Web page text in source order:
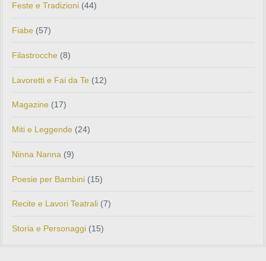
Feste e Tradizioni (44)
Fiabe (57)
Filastrocche (8)
Lavoretti e Fai da Te (12)
Magazine (17)
Miti e Leggende (24)
Ninna Nanna (9)
Poesie per Bambini (15)
Recite e Lavori Teatrali (7)
Storia e Personaggi (15)